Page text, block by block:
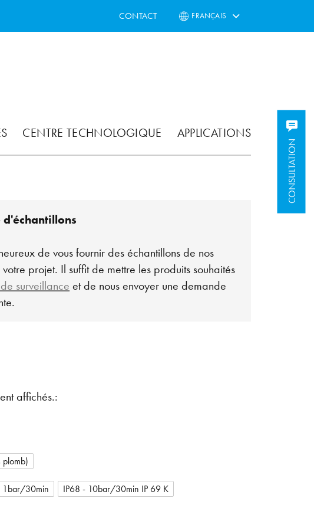
CONTACT FRANÇAIS
CENTRE TECHNOLOGIQUE APPLICATIONS
CONSULTATION
d'échantillons
de vous fournir des échantillons de nos
projet. Il suffit de mettre les produits souhaités
surveillance et de nous envoyer une demande
affichés.:
plomb)
1bar/30min IP68 - 10bar/30min IP 69 K